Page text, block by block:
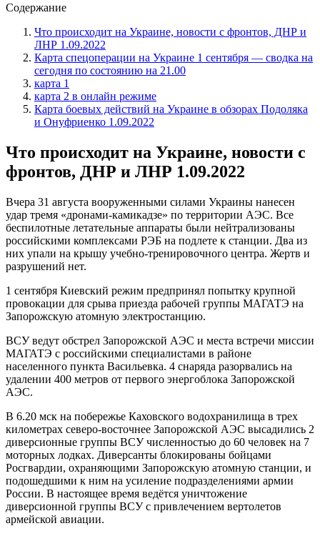
Содержание
Что происходит на Украине, новости с фронтов, ДНР и
ЛНР 1.09.2022
Карта спецоперации на Украине 1 сентября — сводка на
сегодня по состоянию на 21.00
карта 1
карта 2 в онлайн режиме
Карта боевых действий на Украине в обзорах Подоляка
и Онуфриенко 1.09.2022
Что происходит на Украине, новости с
фронтов, ДНР и ЛНР 1.09.2022
Вчера 31 августа вооруженными силами Украины нанесен
удар тремя «дронами-камикадзе» по территории АЭС. Все
беспилотные летательные аппараты были нейтрализованы
российскими комплексами РЭБ на подлете к станции. Два из
них упали на крышу учебно-тренировочного центра. Жертв и
разрушений нет.
1 сентября Киевский режим предпринял попытку крупной
провокации для срыва приезда рабочей группы МАГАТЭ на
Запорожскую атомную электростанцию.
ВСУ ведут обстрел Запорожской АЭС и места встречи миссии
МАГАТЭ с российскими специалистами в районе
населенного пункта Васильевка. 4 снаряда разорвались на
удалении 400 метров от первого энергоблока Запорожской
АЭС.
В 6.20 мск на побережье Каховского водохранилища в трех
километрах северо-восточнее Запорожской АЭС высадились 2
диверсионные группы ВСУ численностью до 60 человек на 7
моторных лодках. Диверсанты блокированы бойцами
Росгвардии, охраняющими Запорожскую атомную станции, и
подошедшими к ним на усиление подразделениями армии
России. В настоящее время ведётся уничтожение
диверсионной группы ВСУ с привлечением вертолетов
армейской авиации.